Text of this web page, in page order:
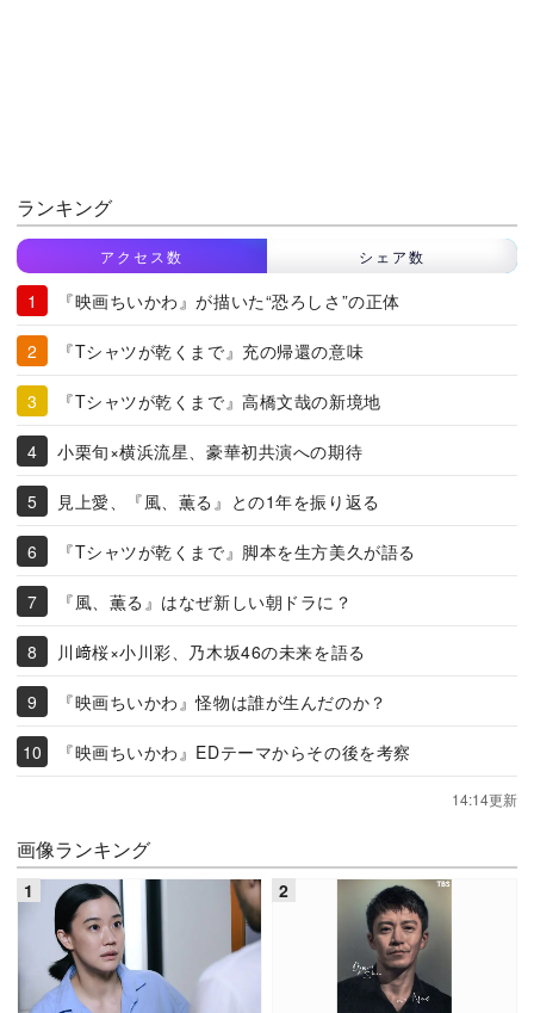
ランキング
アクセス数 シェア数
『映画ちいかわ』が描いた“恐ろしさ”の正体
『Tシャツが乾くまで』充の帰還の意味
『Tシャツが乾くまで』高橋文哉の新境地
小栗旬×横浜流星、豪華初共演への期待
見上愛、『風、薫る』との1年を振り返る
『Tシャツが乾くまで』脚本を生方美久が語る
『風、薫る』はなぜ新しい朝ドラに？
川﨑桜×小川彩、乃木坂46の未来を語る
『映画ちいかわ』怪物は誰が生んだのか？
『映画ちいかわ』EDテーマからその後を考察
14:14更新
画像ランキング